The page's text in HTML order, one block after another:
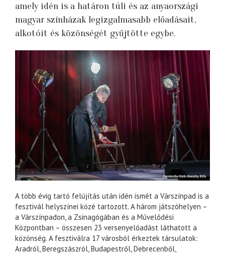
amely idén is a határon túli és az anyaországi
magyar színházak legizgalmasabb előadásait,
alkotóit és közönségét gyűjtötte egybe.
A több évig tartó felújítás után idén ismét a Várszínpad is a
fesztivál helyszínei közé tartozott. A három játszóhelyen –
a Várszínpadon, a Zsinagógában és a Művelődési
Központban – összesen 23 versenyelőadást láthatott a
közönség. A fesztiválra 17 városból érkeztek társulatok:
Aradról, Beregszászról, Budapestről, Debrecenből,